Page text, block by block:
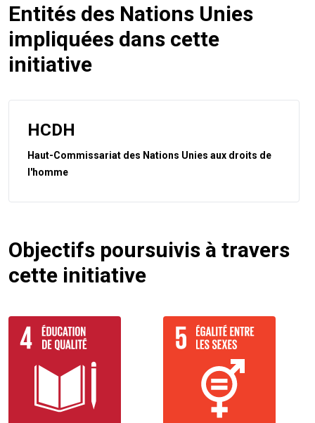
Entités des Nations Unies
impliquées dans cette
initiative
HCDH
Haut-Commissariat des Nations Unies aux droits de
l'homme
Objectifs poursuivis à travers
cette initiative